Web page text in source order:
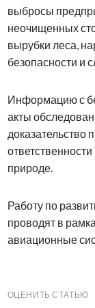
выбросы
неочищенных
вырубки леса,
безопасности и
Информацию с
акты
доказательство
природе.
Работу по
проводят в
авиационные
ОЦЕНИТЬ СТАТЬЮ